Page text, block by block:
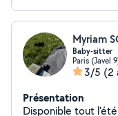
Myriam
Baby-sitter
Paris (Javel
3/5 (2
Présentation
Disponible tout